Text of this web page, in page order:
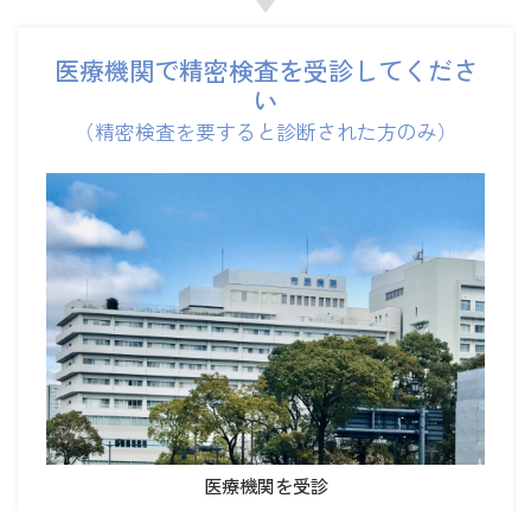
医療機関で精密検査を受診してくださ
い
（精密検査を要すると診断された方のみ）
医療機関を受診